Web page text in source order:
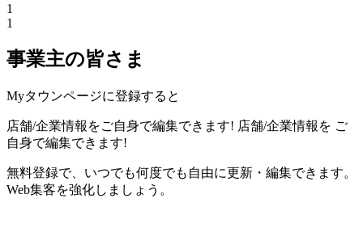
1
1
事業主の皆さま
Myタウンページに登録すると
店舗/企業情報をご自身で編集できます! 店舗/企業情報を ご
自身で編集できます!
無料登録で、いつでも何度でも自由に更新・編集できます。
Web集客を強化しましょう。